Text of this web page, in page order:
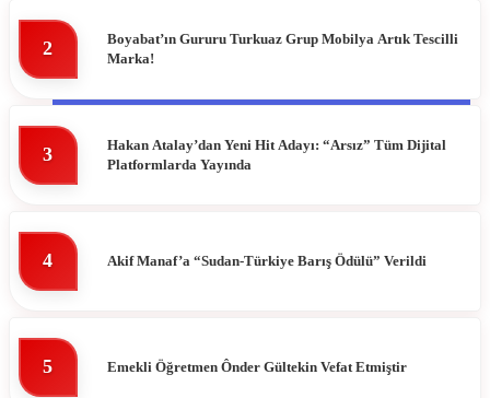
2
Boyabat’ın Gururu Turkuaz Grup Mobilya Artık Tescilli
Marka!
3
Hakan Atalay’dan Yeni Hit Adayı: “Arsız” Tüm Dijital
Platformlarda Yayında
4 Akif Manaf’a “Sudan-Türkiye Barış Ödülü” Verildi
5 Emekli Öğretmen Ônder Gültekin Vefat Etmiştir